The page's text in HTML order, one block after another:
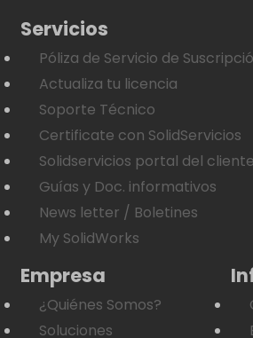
Servicios
Póliza de Servicio de
Actualiza tu licencia
Soporte Técnico
Certificate con SolidServicios
Solidservicios portal del cliente
Guías y Doc. informativos
News letter / Boletines
My SolidWorks
Empresa
¿Quiénes Somos?
Soluciones